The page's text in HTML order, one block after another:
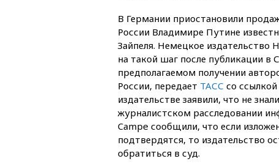
В Германии приостановили
России Владимире Путине
Зайпеля. Немецкое издательство
на такой шаг после публикации
предполагаемом получении
России, передает ТАСС со
издательстве заявили, что не
журналистском расследовании
Campe сообщили, что если
подтвердятся, то издательство
обратиться в суд.